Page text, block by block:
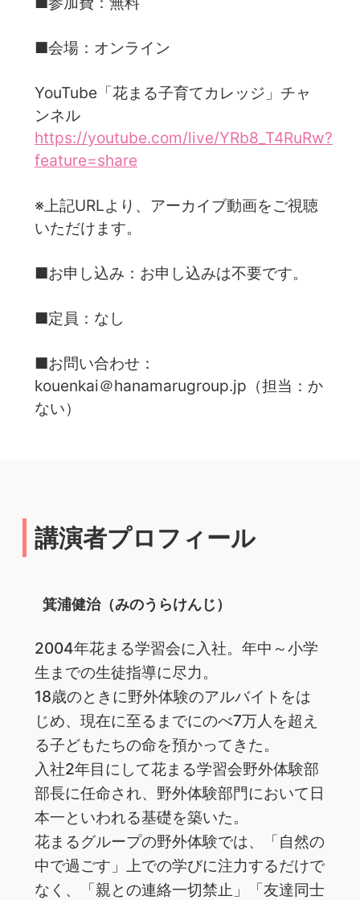
■会場：オンライン
YouTube「花まる子育てカレッジ」チャ
ンネル
https://youtube.com/live/YRb8_T4RuRw?
feature=share
※上記URLより、アーカイブ動画をご視聴
いただけます。
■お申し込み：お申し込みは不要です。
■定員：なし
■お問い合わせ：
kouenkai＠hanamarugroup.jp（担当：か
ない）
講演者プロフィール
箕浦健治（みのうらけんじ）
2004年花まる学習会に入社。年中～小学
生までの生徒指導に尽力。
18歳のときに野外体験のアルバイトをは
じめ、現在に至るまでにのべ7万人を超え
る子どもたちの命を預かってきた。
入社2年目にして花まる学習会野外体験部
部長に任命され、野外体験部門において日
本一といわれる基礎を築いた。
花まるグループの野外体験では、「自然の
中で過ごす」上での学びに注力するだけで
なく、「親との連絡一切禁止」「友達同士